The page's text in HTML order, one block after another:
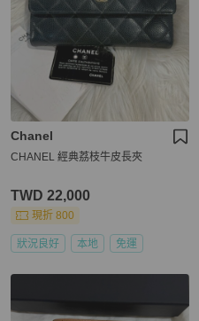
Chanel
CHANEL 經典荔枝牛皮長夾
TWD 22,000
現折 800
狀況良好 本地 免運